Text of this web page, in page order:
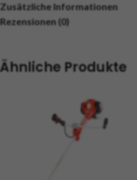
Zusätzliche Informationen
Rezensionen (0)
Ähnliche Produkte